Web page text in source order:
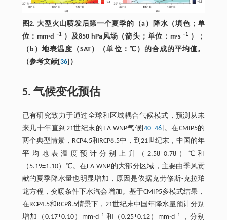
图2. 大型火山喷发后第一个夏季的（a）降水（填色；单
位：mm·d –1）及850 hPa风场（箭头；单位：m·s –1）；
（b）地表温度（SAT）（单位：℃）的合成的平均值。
（参考文献[36]）
5. 气候变化预估
已有研究致力于通过全球和区域耦合气候模式，预测从未
来几十年直到21世纪末的EA-WNP气候[40–46 ]。在CMIP5的
两个典型情景，RCP4.5和RCP8.5中，到21世纪末，中国的年
平均地表温度预计分别上升（2.58±0.78）℃和
（5.19±1.10）℃。在EA-WNP的大部分区域，主要由季风贡
献的夏季降水量也明显增加，原因是依据克劳修斯-克拉珀
龙方程，变暖条件下水汽会增加。基于CMIP5多模式结果，
在RCP4.5和RCP8.5情景下，21世纪末中国年降水量预计分别
增加（0.17±0.10）mm·d–1 和（0.25±0.12）mm·d–1
，分别